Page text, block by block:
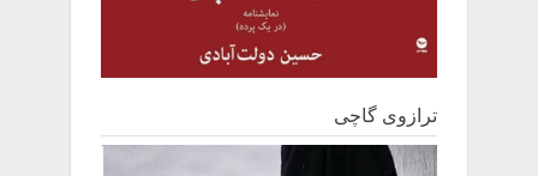
ترازوی گاچی